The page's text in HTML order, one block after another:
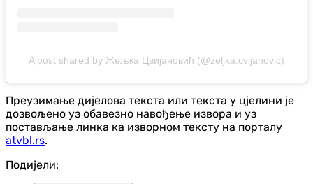
A post shared by Жељка Цвијановић (@zeljka.cvijanovic)
Преузимање дијелова текста или текста у цјелини је
дозвољено уз обавезно навођење извора и уз
постављање линка ка изворном тексту на порталу
atvbl.rs.
Подијели: